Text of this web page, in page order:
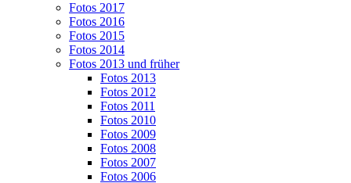
Fotos 2017
Fotos 2016
Fotos 2015
Fotos 2014
Fotos 2013 und früher
Fotos 2013
Fotos 2012
Fotos 2011
Fotos 2010
Fotos 2009
Fotos 2008
Fotos 2007
Fotos 2006